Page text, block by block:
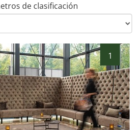
de clasificación
1